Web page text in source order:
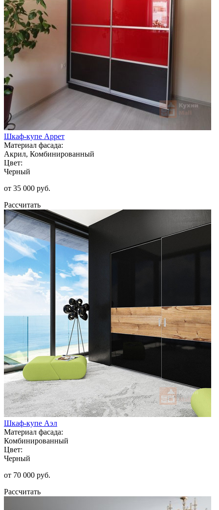
Шкаф-купе Аррет
Материал фасада:
Акрил, Комбинированный
Цвет:
Черный
от 35 000 руб.
Рассчитать
Шкаф-купе Аэл
Материал фасада:
Комбинированный
Цвет:
Черный
от 70 000 руб.
Рассчитать